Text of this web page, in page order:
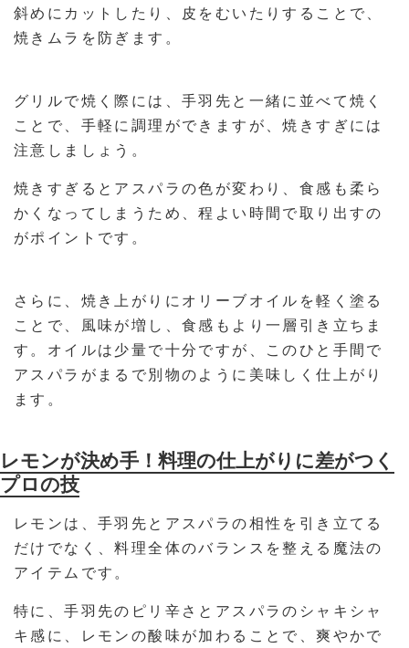
斜めにカットしたり、皮をむいたりすることで、
焼きムラを防ぎます。
グリルで焼く際には、手羽先と一緒に並べて焼く
ことで、手軽に調理ができますが、焼きすぎには
注意しましょう。
焼きすぎるとアスパラの色が変わり、食感も柔ら
かくなってしまうため、程よい時間で取り出すの
がポイントです。
さらに、焼き上がりにオリーブオイルを軽く塗る
ことで、風味が増し、食感もより一層引き立ちま
す。オイルは少量で十分ですが、このひと手間で
アスパラがまるで別物のように美味しく仕上がり
ます。
レモンが決め手！料理の仕上がりに差がつく
プロの技
レモンは、手羽先とアスパラの相性を引き立てる
だけでなく、料理全体のバランスを整える魔法の
アイテムです。
特に、手羽先のピリ辛さとアスパラのシャキシャ
キ感に、レモンの酸味が加わることで、爽やかで